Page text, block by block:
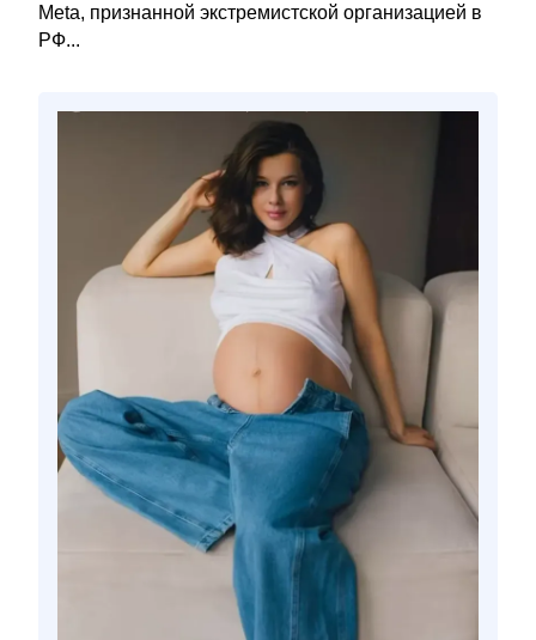
Meta, признанной экстремистской организацией в
РФ...